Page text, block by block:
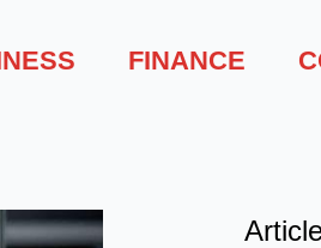
FINANCE